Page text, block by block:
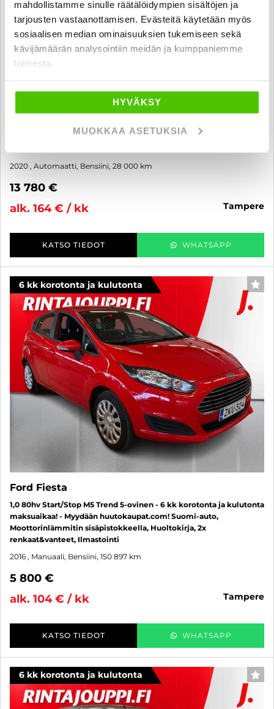
mahdollistamme sinulle räätälöidympien sisältöjen ja
tarjousten vastaanottamisen. Evästeitä käytetään myös
sosiaalisen median ominaisuuksien tukemiseen sekä
kävijämäärän analysointiin meidän ja kumppaniemme
toimesta.
HYVÄKSY
MUOKKAA ASETUKSIA
1,0 EcoBoost 100hv A6 Titanium 5-ovinen - 6 kk korotonta ja
kulutonta maksuaikaa! - Siistikuntoinen vähän ajettu Fiesta!,
Suomi-auto, Huoltokirja, Lämmitettävä tuulilasi, Tutkat, Bliss,
2020 , Automaatti, Bensiini, 28 000 km
13 780 €
alk. 164 € / kk
tampere
KATSO TIEDOT WHATSAPP
6 kk korotonta ja kulutonta
Ford Fiesta
1,0 80hv Start/Stop M5 Trend 5-ovinen - 6 kk korotonta ja kulutonta
maksuaikaa! - Myydään huutokaupat.com! Suomi-auto,
Moottorinlämmitin sisäpistokkeella, Huoltokirja, 2x
renkaat&vanteet, Ilmastointi
2016 , Manuaali, Bensiini, 150 897 km
5 800 €
alk. 104 € / kk
tampere
KATSO TIEDOT WHATSAPP
6 kk korotonta ja kulutonta